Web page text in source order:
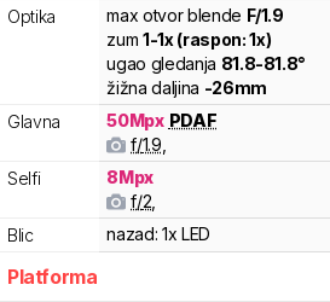
Optika
max otvor blende F/1.9
zum1-1x (raspon:1x)
ugao gledanja 81.8-81.8°
žižna daljina -26mm
Glavna
50Mpx PDAF
f/1.9
Selfi
8Mpx
f/2
Blic
nazad: 1x LED
Platforma